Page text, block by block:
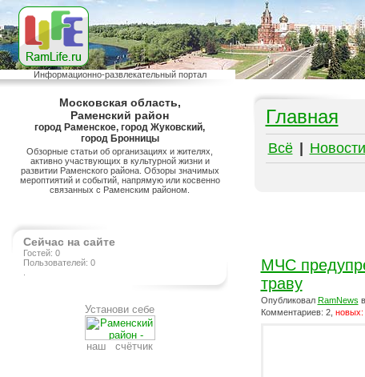
Информационно-развлекательный портал
Московская область,
Раменский район
город Раменское, город Жуковский,
город Бронницы
Обзорные статьи об организациях и жителях,
активно участвующих в культурной жизни и
развитии Раменского района. Обзоры значимых
мероптиятий и событий, напрямую или косвенно
связанных с Раменским районом.
Сейчас на сайте
Гостей: 0
Пользователей: 0
Установи себе
наш счётчик
Главная
Всё Новости
МЧС
траву
Опубликовал RamNews
Комментариев: 2, новых: